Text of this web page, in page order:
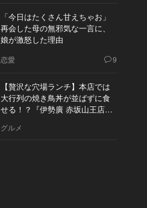
「今日はたくさん甘えちゃお」
再会した母の無邪気な一言に、
娘が激怒した理由
恋愛 9
【贅沢な穴場ランチ】本店では
大行列の焼き鳥丼が並ばずに食
せる！？『伊勢廣 赤坂山王店』
グルメ